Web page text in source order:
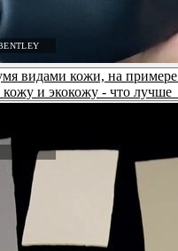
видами кожи, на
кожу и экокожу - что